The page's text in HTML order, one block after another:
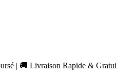
| 🚚 Livraison Rapide &